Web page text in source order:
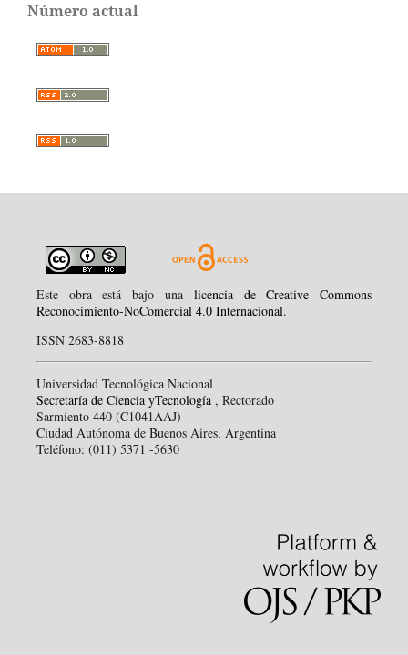
Número actual
Este obra está bajo unalicencia de Creative Commons
Reconocimiento-NoComercial 4.0 Internacional.
ISSN 2683-8818
Universidad Tecnológica Nacional
Secretaría de Ciencia yTecnología , Rectorado
Sarmiento 440 (C1041AAJ)
Ciudad Autónoma de Buenos Aires, Argentina
Teléfono: (011) 5371 -5630